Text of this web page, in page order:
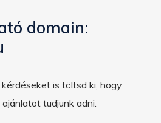
domain:
is töltsd ki, hogy
tudjunk adni.